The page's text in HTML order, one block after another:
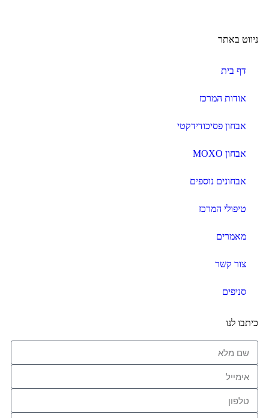
ניווט באתר
דף בית
אודות המרכז
אבחון פסיכודידקטי
אבחון MOXO
אבחונים נוספים
טיפולי המרכז
מאמרים
צור קשר
סניפים
כיתבו לנו